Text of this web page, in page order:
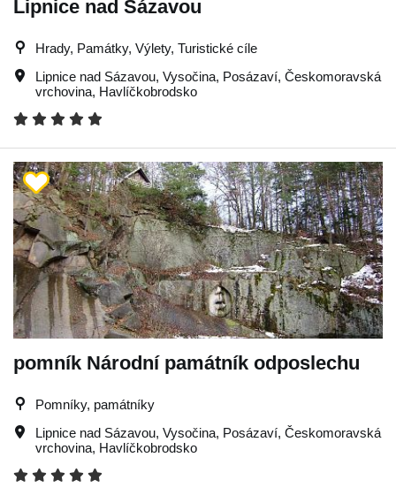
Lipnice nad Sázavou
Hrady, Památky, Výlety, Turistické cíle
Lipnice nad Sázavou, Vysočina, Posázaví, Českomoravská
vrchovina, Havlíčkobrodsko
pomník Národní památník odposlechu
Pomníky, památníky
Lipnice nad Sázavou, Vysočina, Posázaví, Českomoravská
vrchovina, Havlíčkobrodsko